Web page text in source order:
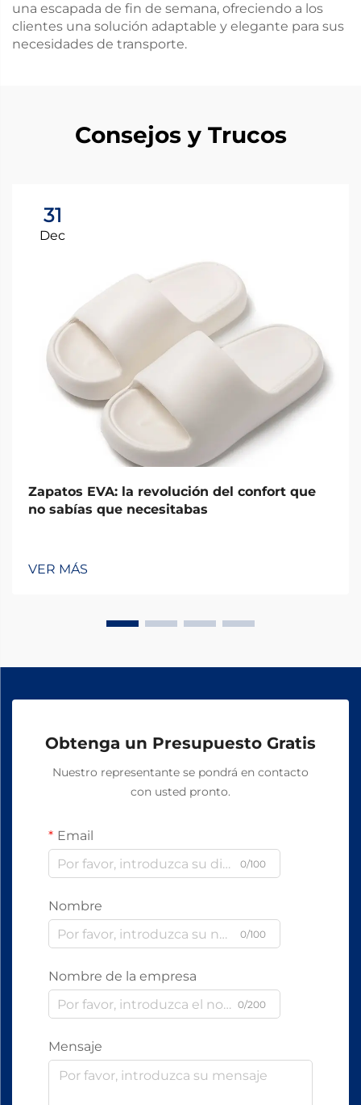
una escapada de fin de semana, ofreciendo a los
clientes una solución adaptable y elegante para sus
necesidades de transporte.
Consejos y Trucos
31
Dec
Zapatos EVA: la revolución del confort que
no sabías que necesitabas
VER MÁS
Obtenga un Presupuesto Gratis
Nuestro representante se pondrá en contacto
con usted pronto.
Email
0/100
Nombre
0/100
Nombre de la empresa
0/200
Mensaje